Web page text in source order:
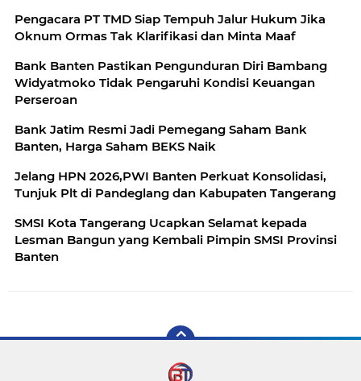
Pengacara PT TMD Siap Tempuh Jalur Hukum Jika
Oknum Ormas Tak Klarifikasi dan Minta Maaf
Bank Banten Pastikan Pengunduran Diri Bambang
Widyatmoko Tidak Pengaruhi Kondisi Keuangan
Perseroan
Bank Jatim Resmi Jadi Pemegang Saham Bank
Banten, Harga Saham BEKS Naik
Jelang HPN 2026,PWI Banten Perkuat Konsolidasi,
Tunjuk Plt di Pandeglang dan Kabupaten Tangerang
SMSI Kota Tangerang Ucapkan Selamat kepada
Lesman Bangun yang Kembali Pimpin SMSI Provinsi
Banten